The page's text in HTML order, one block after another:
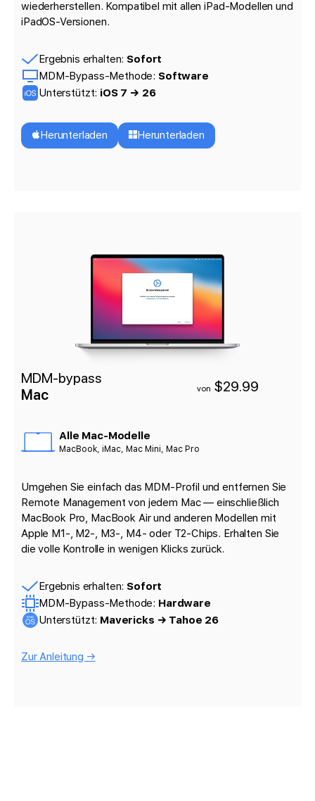
wiederherstellen. Kompatibel mit allen iPad-Modellen und
iPadOS-Versionen.
Ergebnis erhalten: Sofort
MDM-Bypass-Methode: Software
Unterstützt: iOS 7 → 26
Herunterladen Herunterladen
MDM-bypass
Mac
von $29.99
Alle Mac-Modelle
MacBook, iMac, Mac Mini, Mac Pro
Umgehen Sie einfach das MDM-Profil und entfernen Sie
Remote Management von jedem Mac — einschließlich
MacBook Pro, MacBook Air und anderen Modellen mit
Apple M1-, M2-, M3-, M4- oder T2-Chips. Erhalten Sie
die volle Kontrolle in wenigen Klicks zurück.
Ergebnis erhalten: Sofort
MDM-Bypass-Methode: Hardware
Unterstützt: Mavericks → Tahoe 26
Zur Anleitung →